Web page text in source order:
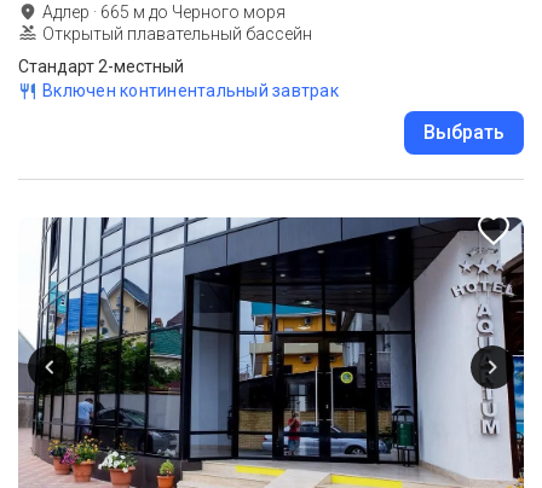
Адлер · 665 м до Черного моря
Открытый плавательный бассейн
Стандарт 2-местный
Включен континентальный завтрак
Выбрать